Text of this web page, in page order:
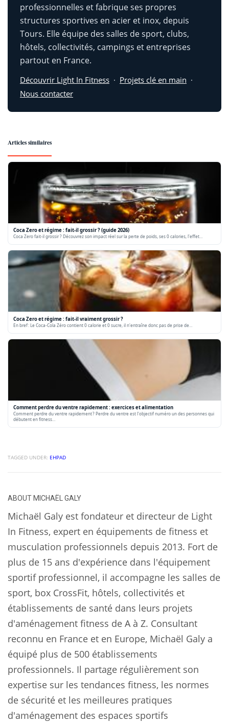
professionnelles et fabrique ses propres
structures sportives en acier et inox, depuis
Tours. Elle équipe des salles de sport, clubs,
hôtels, collectivités, campings et entreprises
partout en France.
Découvrir Light In Fitness · Projets clé en main ·
Nous contacter
Articles similaires
Coca Zero et régime : fait-il grossir ? (guide 2026)
Coca Zero fait-il grossir ? Découvrez son impact réel sur la perte de poids, ses 0 calories, l'effet…
Coca Zero et régime : fait-il vraiment grossir ?
En bref : Le Coca-Cola Zéro contient 0 calorie et 0 sucre, il n'entraîne donc pas de prise de…
Comment perdre du ventre rapidement : exercices et alimentation
Comment perdre du ventre rapidement ? Perdre du ventre est l'objectif numéro un des personnes qui
débutent en fitness…
TAGGED UNDER: EHPAD
ABOUT MICHAËL GALY
Michaël Galy est fondateur et directeur de Light
In Fitness, expert en équipements de fitness et
musculation professionnels depuis 2013. Fort de
plus de 15 ans d'expérience dans l'équipement
sportif professionnel, il accompagne les salles de
sport, box CrossFit, hôtels, collectivités et
établissements de santé dans leurs projets
d'aménagement fitness de A à Z. Consultant
reconnu en France et en Europe, Michaël Galy a
équipé plus de 500 établissements
professionnels. Il partage régulièrement son
expertise sur les tendances fitness, les normes
de sécurité et les meilleures pratiques
d'aménagement des espaces sportifs